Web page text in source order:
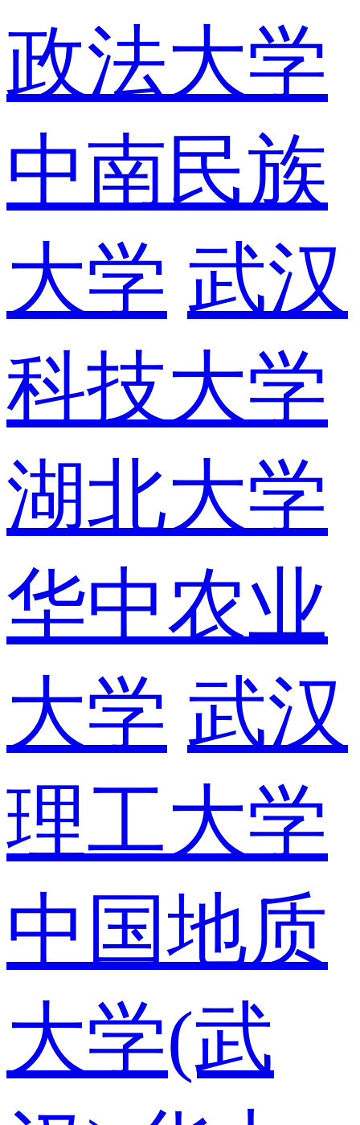
政法大学
中南民族
大学 武汉
科技大学
湖北大学
华中农业
大学 武汉
理工大学
中国地质
大学(武